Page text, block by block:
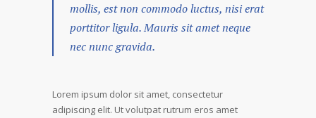
mollis, est non commodo luctus, nisi erat
porttitor ligula. Mauris sit amet neque
nec nunc gravida.
Lorem ipsum dolor sit amet, consectetur
adipiscing elit. Ut volutpat rutrum eros amet